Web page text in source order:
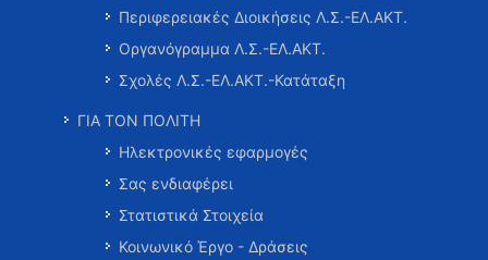
Περιφερειακές Διοικήσεις Λ.Σ.-ΕΛ.ΑΚΤ.
Οργανόγραμμα Λ.Σ.-ΕΛ.ΑΚΤ.
Σχολές Λ.Σ.-ΕΛ.ΑΚΤ.-Κατάταξη
ΓΙΑ ΤΟΝ ΠΟΛΙΤΗ
Ηλεκτρονικές εφαρμογές
Σας ενδιαφέρει
Στατιστικά Στοιχεία
Κοινωνικό Έργο - Δράσεις